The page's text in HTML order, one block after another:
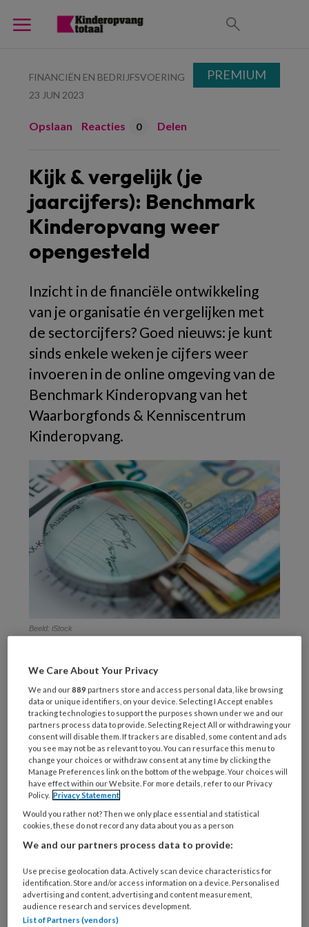
FINANCIËN EN BEDRIJFSVOERING
23 JUN 2023
Opslaan Reacties 0 Delen
Kijk & vergelijk (je
jaarcijfers): Benchmark
Kinderopvang weer
opengesteld
Inzicht in de financiële ontwikkeling
van je organisatie én vergelijken met
de sectorcijfers? Goed nieuws: je kunt
sinds enkele weken je cijfers weer
invoeren in de online omgeving van de
Benchmark Kinderopvang van het
Waarborgfonds & Kenniscentrum
Kinderopvang.
Beeld: iStock
REGISTREREN
Wil je dit artikel lezen?
Maak gratis een account aan en lees 2
artikelen gratis per maand
Al een account of abonnement?Log dan in
Wat
is
je
e-
PREMIUM
We Care About Your Privacy
We and our889 partners store and access personal data, like browsing
data or unique identifiers, on your device. Selecting I Accept enables
tracking technologies to support the purposes shown under we and our
partners process data to provide. Selecting Reject All or withdrawing your
consent will disable them. If trackers are disabled, some content and ads
you see may not be as relevant to you. You can resurface this menu to
change your choices or withdraw consent at any time by clicking the
Manage Preferences link on the bottom of the webpage. Your choices will
have effect within our Website. For more details, refer to our Privacy
Policy. Privacy Statement
Would you rather not? Then we only place essential and statistical
cookies, these do not record any data about you as a person
We and our partners process data to provide:
Use precise geolocation data. Actively scan device characteristics for
identification. Store and/or access information on a device. Personalised
advertising and content, advertising and content measurement,
audience research and services development.
List of Partners (vendors)